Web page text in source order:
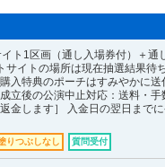
ト1区画（通し入場券付）＋通
サイトの場所は現在抽選結果待
入特典のポーチはすみやかに送
立後の公演中止対応：送料・手
金します］ 入金日の翌日まで
りつぶしなし 質問受付